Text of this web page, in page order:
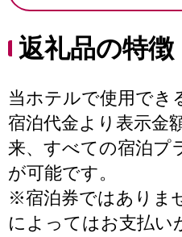
返礼品の特徴
当ホテルで使用でき
宿泊代金より表示金
来、すべての宿泊プ
が可能です。
※宿泊券ではありま
によってはお支払い